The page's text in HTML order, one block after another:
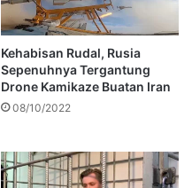
Kehabisan Rudal, Rusia
Sepenuhnya Tergantung
Drone Kamikaze Buatan Iran
08/10/2022